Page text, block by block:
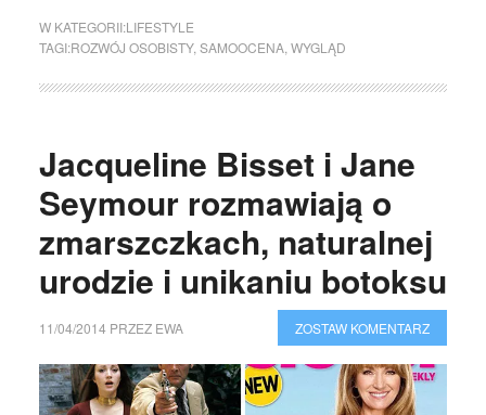
W KATEGORII:LIFESTYLE
TAGI:ROZWÓJ OSOBISTY, SAMOOCENA, WYGLĄD
Jacqueline Bisset i Jane
Seymour rozmawiają o
zmarszczkach, naturalnej
urodzie i unikaniu botoksu
11/04/2014 PRZEZ EWA ZOSTAW KOMENTARZ